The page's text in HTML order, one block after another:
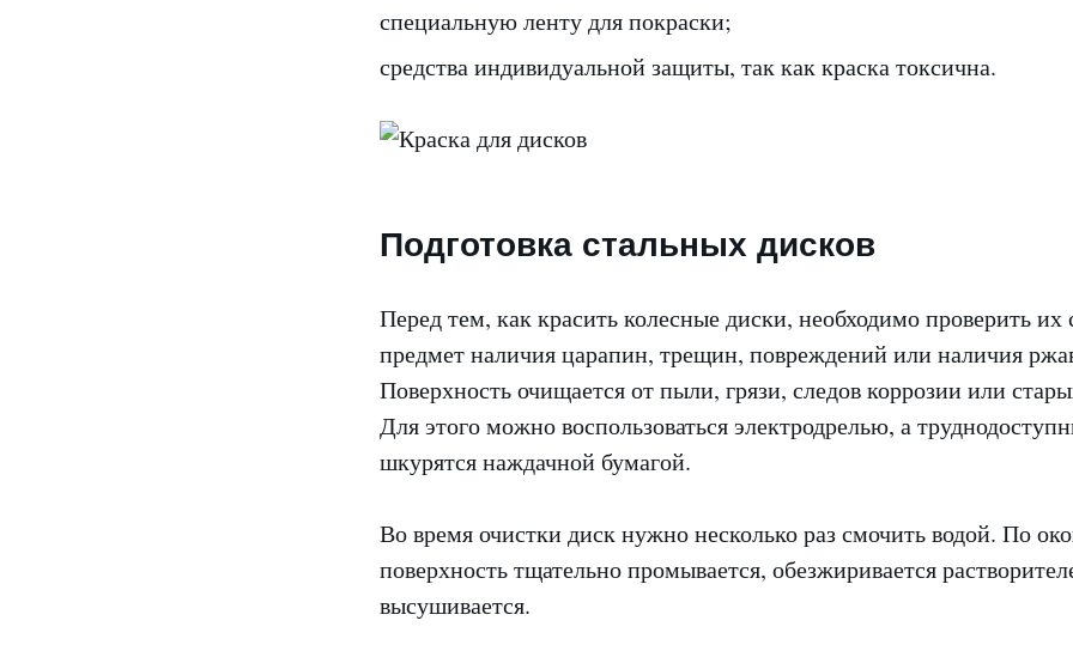
специальную ленту для покраски;
средства индивидуальной защиты, так как краска токсична.
Подготовка стальных дисков
Перед тем, как красить колесные диски, необходимо проверить их
предмет наличия царапин, трещин, повреждений или наличия
Поверхность очищается от пыли, грязи, следов коррозии или
Для этого можно воспользоваться электродрелью, а
шкурятся наждачной бумагой.
Во время очистки диск нужно несколько раз смочить водой. По
поверхность тщательно промывается, обезжиривается
высушивается.